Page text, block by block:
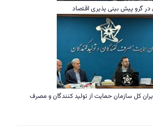
گرو پیش بینی پذیری اقتصاد
کل سازمان حمایت از تولید کنندگان و مصرف